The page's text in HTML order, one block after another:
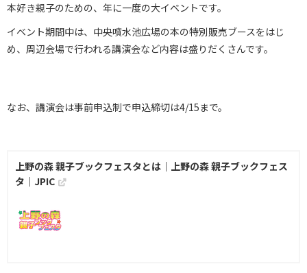
本好き親子のための、年に一度の大イベントです。
イベント期間中は、中央噴水池広場の本の特別販売ブースをはじ
め、周辺会場で行われる講演会など内容は盛りだくさんです。
なお、講演会は事前申込制で申込締切は4/15まで。
上野の森 親子ブックフェスタとは｜上野の森 親子ブックフェス
タ｜JPIC